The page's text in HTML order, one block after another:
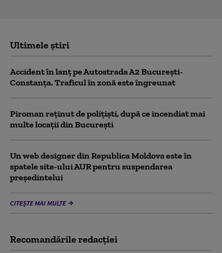
Ultimele știri
Accident în lanț pe Autostrada A2 București-
Constanța. Traficul în zonă este îngreunat
Piroman reţinut de poliţişti, după ce incendiat mai
multe locaţii din București
Un web designer din Republica Moldova este în
spatele site-ului AUR pentru suspendarea
președintelui
CITEȘTE MAI MULTE
Recomandările redacţiei